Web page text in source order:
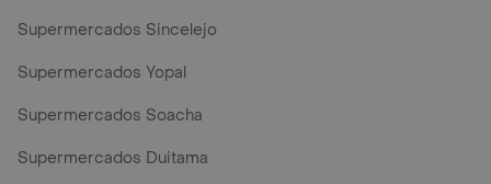
Supermercados Sincelejo
Supermercados Yopal
Supermercados Soacha
Supermercados Duitama